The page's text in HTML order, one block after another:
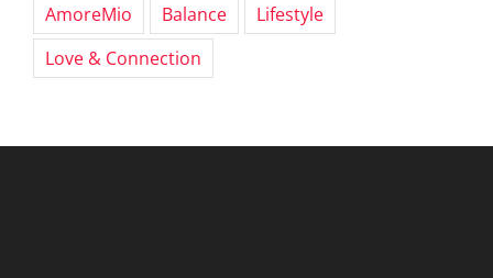
AmoreMio Balance
Lifestyle
Love & Connection